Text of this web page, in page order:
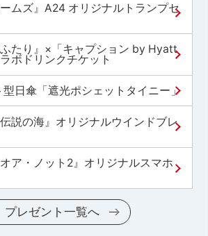
ムズ』A24 オリジナルトランプセ
たり』×「キャプション by Hyatt
ボドリンクチケット
日傘「遮光ポシェットタイニー」
説の海』オリジナルウインドブレ
ア・ノット2』オリジナルスマホ
プレゼント一覧へ